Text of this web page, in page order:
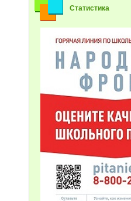
Статистика